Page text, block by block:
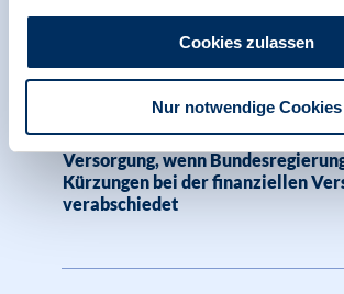
Cookies zulassen
Nur notwendige Cookies
Pressemitteilung | Psychologie in
Menschenrechte
Großteil traumatisierter
verliert einzigen Zugang zu
Versorgung, wenn
Kürzungen bei der finanziellen
verabschiedet